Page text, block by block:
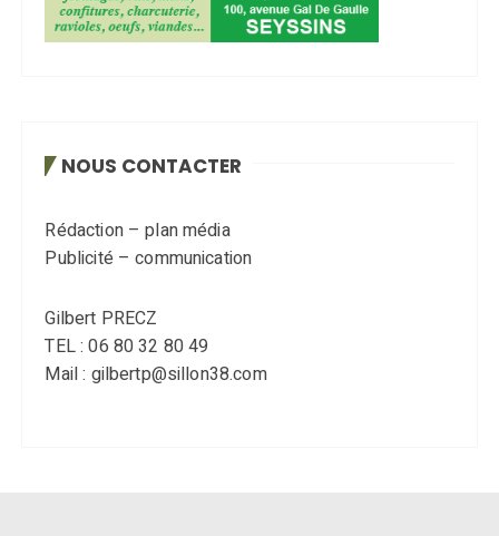
NOUS CONTACTER
Rédaction – plan média
Publicité – communication
Gilbert PRECZ
TEL : 06 80 32 80 49
Mail : gilbertp@sillon38.com